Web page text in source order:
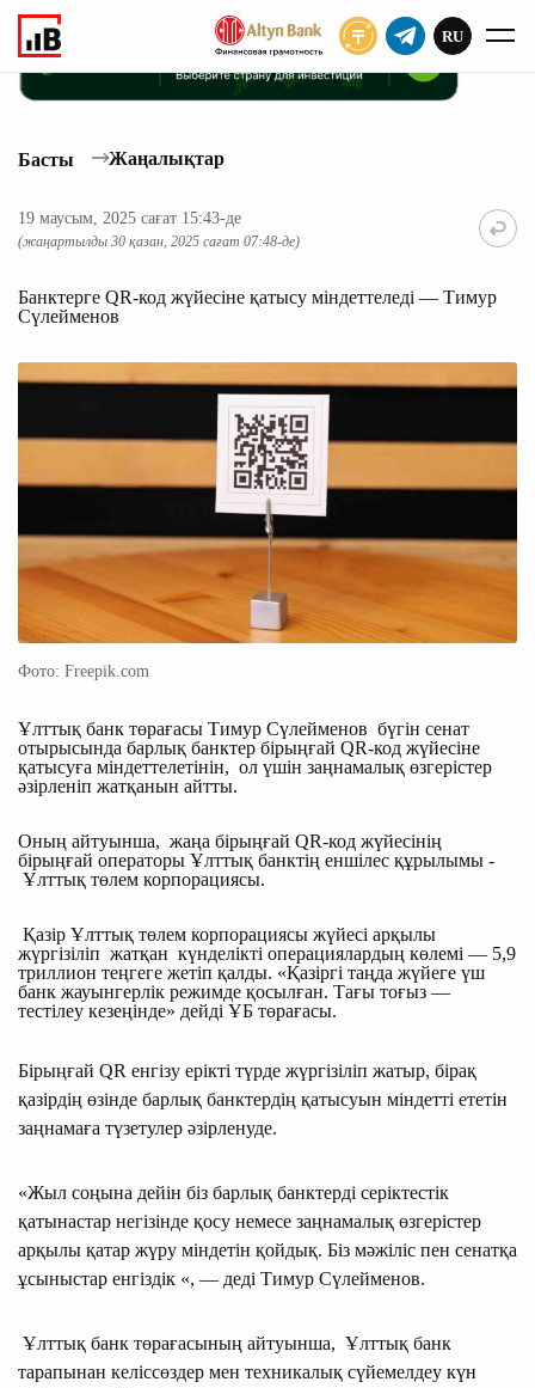
ЖАЗЫЛУ
RU
Басты Жаңалықтар
19 маусым, 2025 сағат 15:43-де
(жаңартылды 30 қазан, 2025 сағат 07:48-де)
Банктерге QR-код жүйесіне қатысу міндеттеледі — Тимур
Сүлейменов
Фото: Freepik.com
Ұлттық банк төрағасы Тимур Сүлейменов бүгін сенат
отырысында барлық банктер бірыңғай QR-код жүйесіне
қатысуға міндеттелетінін, ол үшін заңнамалық өзгерістер
әзірленіп жатқанын айтты.
Оның айтуынша, жаңа бірыңғай QR-код жүйесінің
бірыңғай операторы Ұлттық банктің еншілес құрылымы ­-
Ұлттық төлем корпорациясы.
Қазір Ұлттық төлем корпорациясы жүйесі арқылы
жүргізіліп жатқан күнделікті операциялардың көлемі — 5,9
триллион теңгеге жетіп қалды. «Қазіргі таңда жүйеге үш
банк жауынгерлік режимде қосылған. Тағы тоғыз —
тестілеу кезеңінде» дейді ҰБ төрағасы.
Бірыңғай QR енгізу ерікті түрде жүргізіліп жатыр, бірақ
қазірдің өзінде барлық банктердің қатысуын міндетті ететін
заңнамаға түзетулер әзірленуде.
«Жыл соңына дейін біз барлық банктерді серіктестік
қатынастар негізінде қосу немесе заңнамалық өзгерістер
арқылы қатар жүру міндетін қойдық. Біз мәжіліс пен сенатқа
ұсыныстар енгіздік «, — деді Тимур Сүлейменов.
Ұлттық банк төрағасының айтуынша, Ұлттық банк
тарапынан келіссөздер мен техникалық сүйемелдеу күн